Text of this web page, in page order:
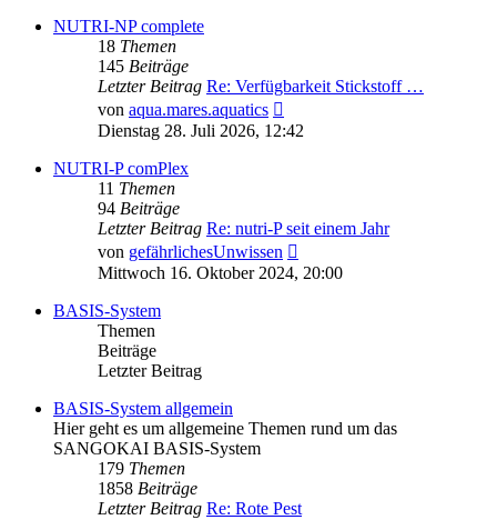
NUTRI-NP complete
18 Themen
145 Beiträge
Letzter Beitrag Re: Verfügbarkeit Stickstoff …
von aqua.mares.aquatics
Beitrag
Dienstag 28. Juli 2026, 12:42
NUTRI-P comPlex
11 Themen
94 Beiträge
Letzter Beitrag Re: nutri-P seit einem Jahr
von gefährlichesUnwissen
Beitrag
Mittwoch 16. Oktober 2024, 20:00
BASIS-System
Themen
Beiträge
Letzter Beitrag
BASIS-System allgemein
Hier geht es um allgemeine Themen rund um das
SANGOKAI BASIS-System
179 Themen
1858 Beiträge
Letzter Beitrag Re: Rote Pest